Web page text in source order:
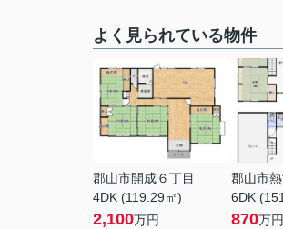
よく見られている物件
郡山市開成６丁目
4DK (119.29㎡)
2,100万円
郡山市
6DK
870万円